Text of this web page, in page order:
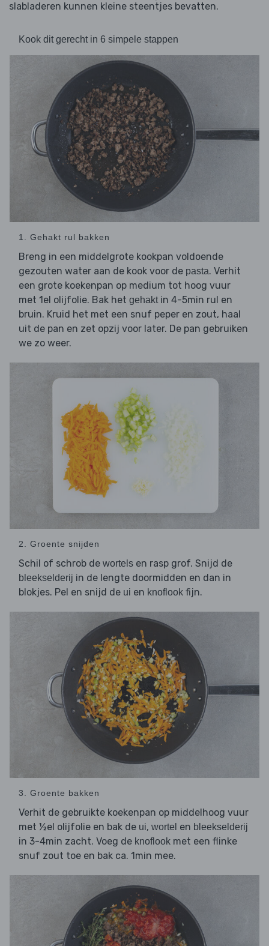
slabladeren kunnen kleine steentjes bevatten.
Kook dit gerecht in 6 simpele stappen
1. Gehakt rul bakken
Breng in een middelgrote kookpan voldoende
gezouten water aan de kook voor de pasta. Verhit
een grote koekenpan op medium tot hoog vuur
met 1el olijfolie. Bak het gehakt in 4-5min rul en
bruin. Kruid het met een snuf peper en zout, haal
uit de pan en zet opzij voor later. De pan gebruiken
we zo weer.
2. Groente snijden
Schil of schrob de wortels en rasp grof. Snijd de
bleekselderij in de lengte doormidden en dan in
blokjes. Pel en snijd de ui en knoflook fijn.
3. Groente bakken
Verhit de gebruikte koekenpan op middelhoog vuur
met ½el olijfolie en bak de ui, wortel en bleekselderij
in 3-4min zacht. Voeg de knoflook met een flinke
snuf zout toe en bak ca. 1min mee.